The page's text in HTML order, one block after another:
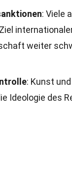
: Viele
weiter
: Kunst
Ideologie des